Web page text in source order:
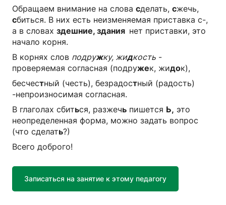
Обращаем внимание на слова сделать, сжечь,
сбиться. В них есть неизменяемая приставка с-,
а в словах здешние, здания нет приставки, это
начало корня.
В корнях слов подружку, жидкость -
проверяемая согласная (подружек, жидок),
бесчестный (честь), безрадостный (радость)
-непроизносимая согласная.
В глаголах сбиться, разжечь пишется Ь, это
неопределенная форма, можно задать вопрос
(что сделать?)
Всего доброго!
Записаться на занятие к этому педагогу